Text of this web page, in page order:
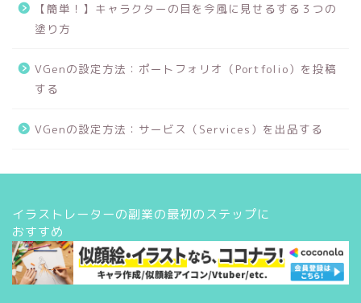
【簡単！】キャラクターの目を今風に見せるする３つの
塗り方
VGenの設定方法：ポートフォリオ（Portfolio）を投稿
する
VGenの設定方法：サービス（Services）を出品する
イラストレーターの副業の最初のステップに
おすすめ